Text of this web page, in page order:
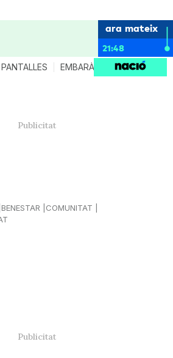
ara mateix
21:48
PANTALLES EMBARÀS CRIANÇA
BENESTAR
COMUNITAT